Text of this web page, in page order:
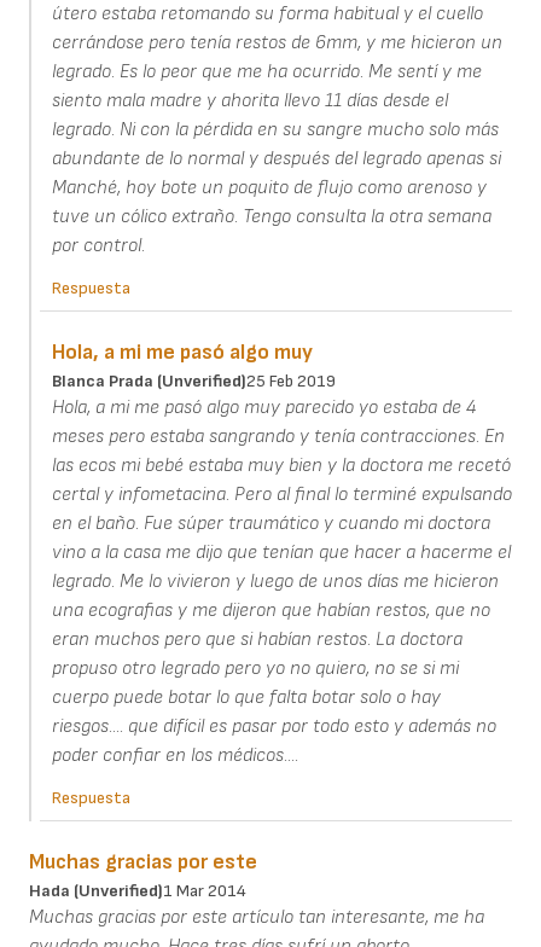
útero estaba retomando su forma habitual y el cuello
cerrándose pero tenía restos de 6mm, y me hicieron un
legrado. Es lo peor que me ha ocurrido. Me sentí y me
siento mala madre y ahorita llevo 11 días desde el
legrado. Ni con la pérdida en su sangre mucho solo más
abundante de lo normal y después del legrado apenas si
Manché, hoy bote un poquito de flujo como arenoso y
tuve un cólico extraño. Tengo consulta la otra semana
por control.
Respuesta
Hola, a mi me pasó algo muy
Blanca Prada (unverified)25 Feb 2019
Hola, a mi me pasó algo muy parecido yo estaba de 4
meses pero estaba sangrando y tenía contracciones. En
las ecos mi bebé estaba muy bien y la doctora me recetó
certal y infometacina. Pero al final lo terminé expulsando
en el baño. Fue súper traumático y cuando mi doctora
vino a la casa me dijo que tenían que hacer a hacerme el
legrado. Me lo vivieron y luego de unos días me hicieron
una ecografias y me dijeron que habían restos, que no
eran muchos pero que si habían restos. La doctora
propuso otro legrado pero yo no quiero, no se si mi
cuerpo puede botar lo que falta botar solo o hay
riesgos.... que difícil es pasar por todo esto y además no
poder confiar en los médicos....
Respuesta
Muchas gracias por este
Hada (unverified)1 Mar 2014
Muchas gracias por este artículo tan interesante, me ha